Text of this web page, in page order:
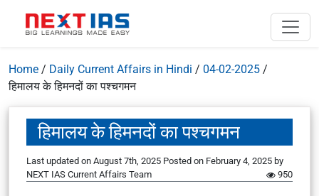
Home / Daily Current Affairs in Hindi / 04-02-2025 /
हिमालय के हिमनदों का पश्चगमन
हिमालय के हिमनदों का पश्चगमन
Last updated on August 7th, 2025 Posted on February 4, 2025 by
NEXT IAS Current Affairs Team
950